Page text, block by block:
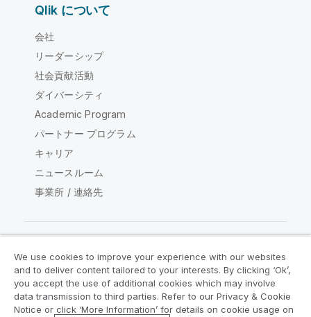
Qlik について
会社
リーダーシップ
社会貢献活動
ダイバーシティ
Academic Program
パートナー プログラム
キャリア
ニュースルーム
事業所 / 連絡先
Qlik コミュニティ
法的契約 製品規約
Legal Policies
We use cookies to improve your experience with our websites
and to deliver content tailored to your interests. By clicking ‘Ok’,
you accept the use of additional cookies which may involve
data transmission to third parties. Refer to our Privacy & Cookie
Notice or click ‘More Information’ for details on cookie usage on